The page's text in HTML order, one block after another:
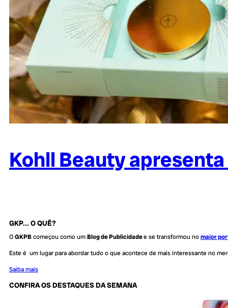
Kohll Beauty
GKP... O QUÊ?
OGKPBcomeçou como umBlog de Publicidadee se transformou nomaior
Este é um lugar para abordar tudo o que acontece de mais interessante no
Saiba mais
CONFIRA OS DESTAQUES DA SEMANA